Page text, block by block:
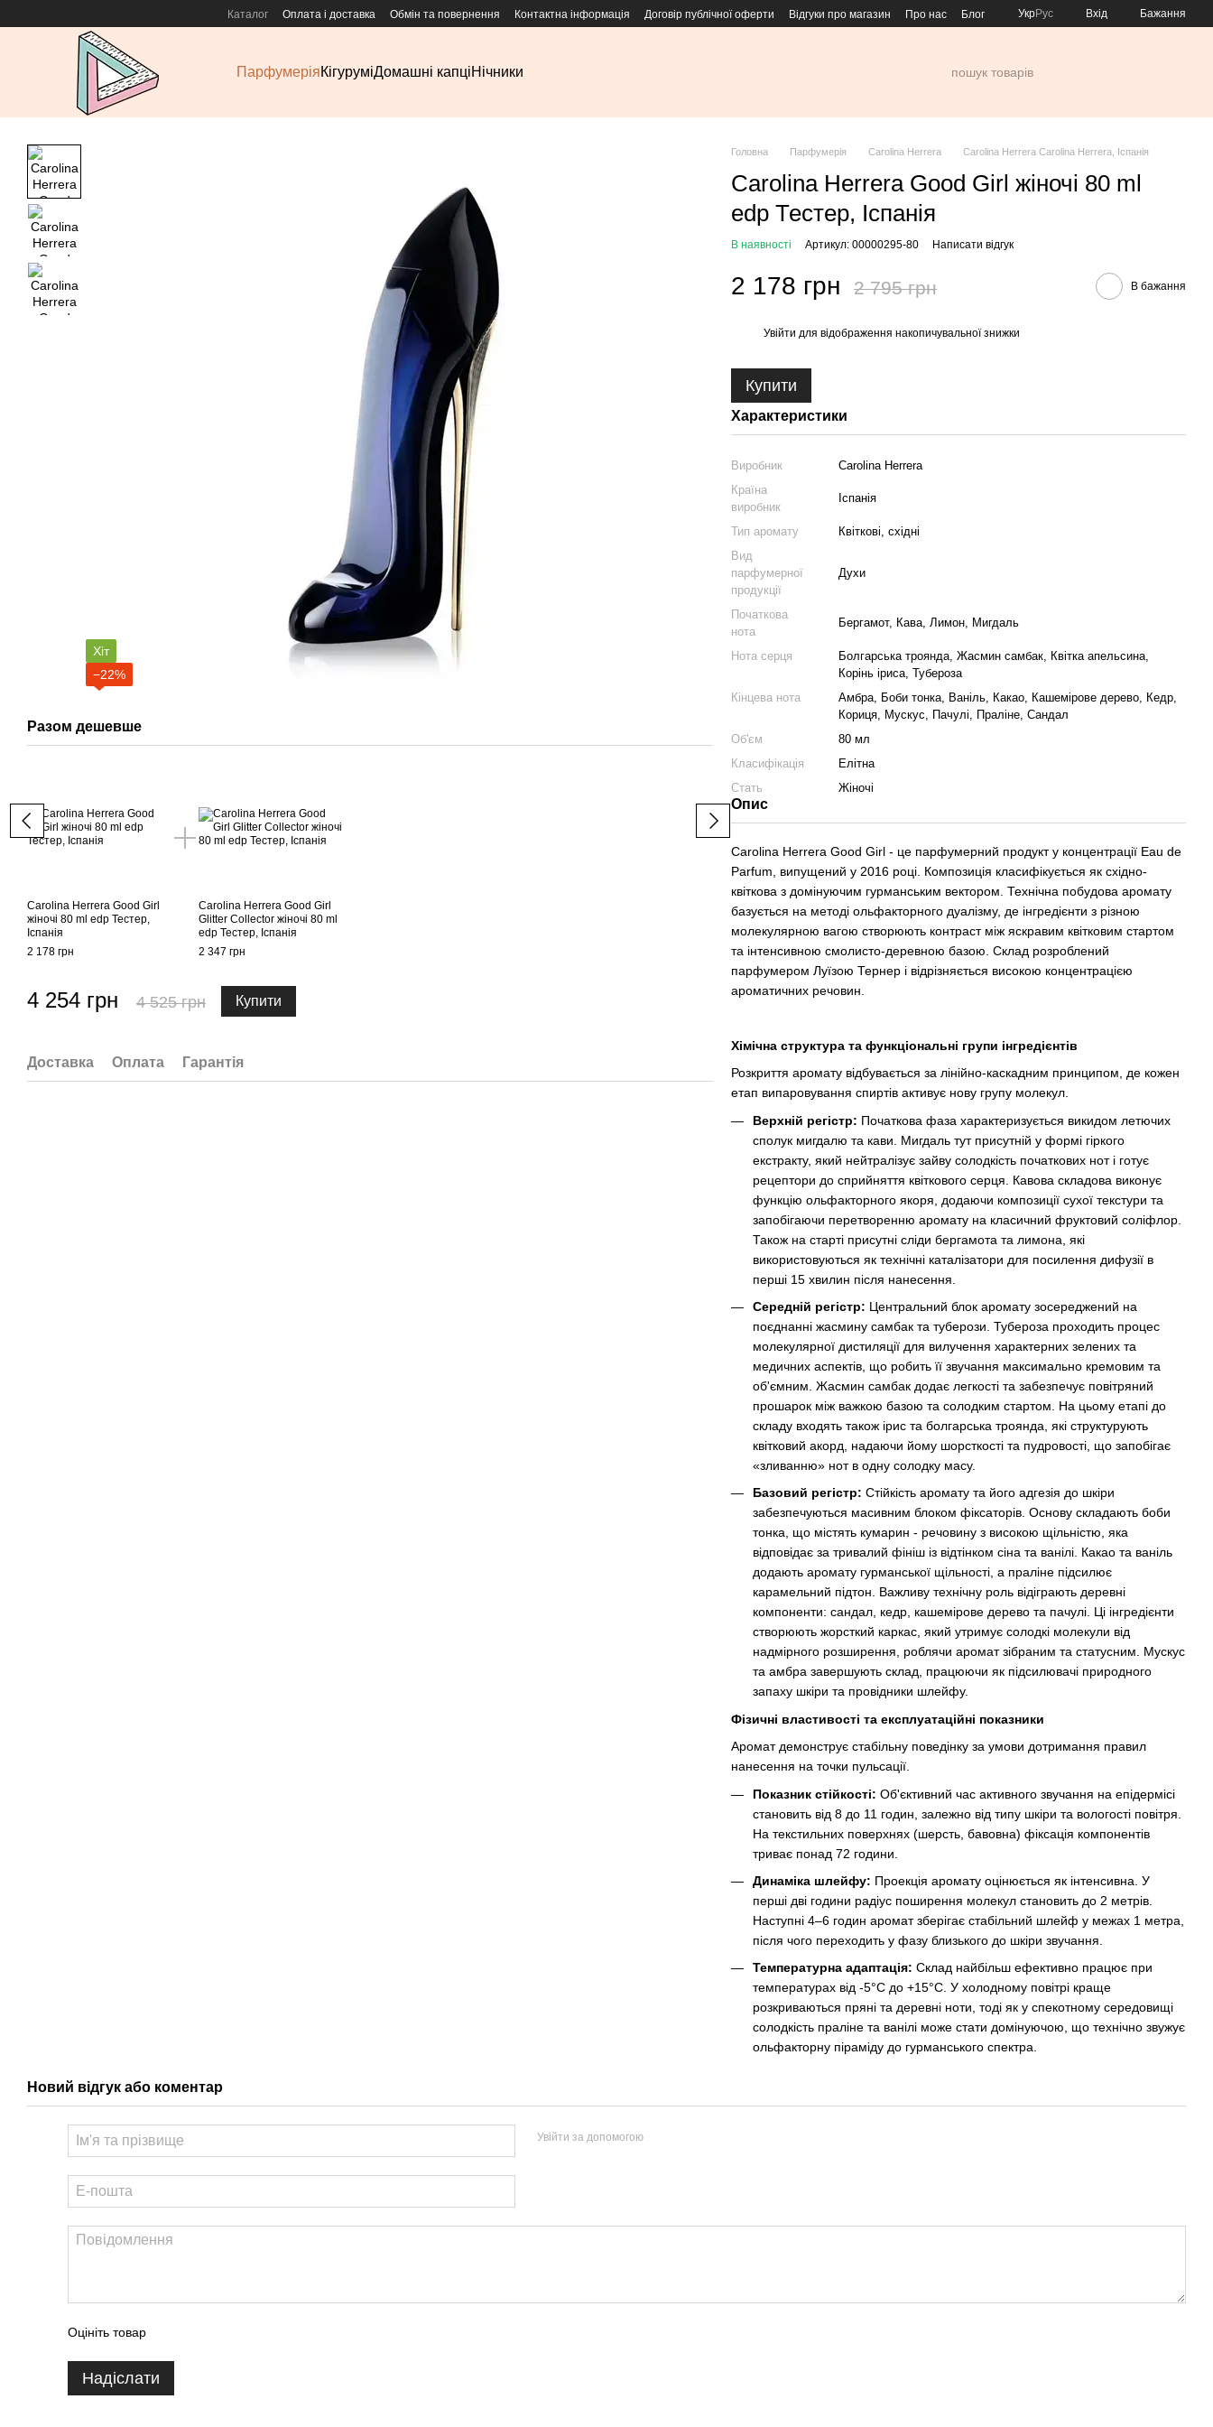
Каталог Оплата і доставка Обмін та повернення Контактна інформація Договір публічної оферти Відгуки про магазин Про нас Блог УкрРус Вхід Бажання
ПарфумеріяКігуруміДомашні капціНічники
Хіт
−22%
Разом дешевше
Carolina Herrera Good Girl
жіночі 80 ml edp Тестер,
Іспанія
2 178 грн
Carolina Herrera Good Girl
Glitter Collector жіночі 80 ml
edp Тестер, Іспанія
2 347 грн
4 254 грн 4 525 грн Купити
Carolina Herrera Good Girl
жіночі 80 ml edp Тестер,
Іспанія
2 178 грн
Carolina Herrera Bad Boy
Gold Fantasy чоловічі 100 ml
edt Тестер, Іспанія
2 444 грн
4 345 грн
Доставка Оплата Гарантія
Головна Парфумерія Carolina Herrera Carolina Herrera Carolina Herrera, Іспанія
Carolina Herrera Good Girl жіночі 80 ml
edp Тестер, Іспанія
В наявності Артикул: 00000295-80 Написати відгук
2 178 грн 2 795 грн В бажання
Увійти для відображення накопичувальної знижки
Купити
Характеристики
Виробник
Carolina Herrera
Країна
виробник
Іспанія
Тип аромату
Квіткові, східні
Вид
парфумерної
продукції
Духи
Початкова
нота
Бергамот, Кава, Лимон, Мигдаль
Нота серця
Болгарська троянда, Жасмин самбак, Квітка апельсина,
Корінь іриса, Тубероза
Кінцева нота
Амбра, Боби тонка, Ваніль, Какао, Кашемірове дерево, Кедр,
Кориця, Мускус, Пачулі, Праліне, Сандал
Об'єм
80 мл
Класифікація
Елітна
Стать
Жіночі
Опис
Carolina Herrera Good Girl - це парфумерний продукт у концентрації Eau de
Parfum, випущений у 2016 році. Композиція класифікується як східно-
квіткова з домінуючим гурманським вектором. Технічна побудова аромату
базується на методі ольфакторного дуалізму, де інгредієнти з різною
молекулярною вагою створюють контраст між яскравим квітковим стартом
та інтенсивною смолисто-деревною базою. Склад розроблений
парфумером Луїзою Тернер і відрізняється високою концентрацією
ароматичних речовин.
Хімічна структура та функціональні групи інгредієнтів
Розкриття аромату відбувається за лінійно-каскадним принципом, де кожен
етап випаровування спиртів активує нову групу молекул.
Верхній регістр: Початкова фаза характеризується викидом летючих
сполук мигдалю та кави. Мигдаль тут присутній у формі гіркого
екстракту, який нейтралізує зайву солодкість початкових нот і готує
рецептори до сприйняття квіткового серця. Кавова складова виконує
функцію ольфакторного якоря, додаючи композиції сухої текстури та
запобігаючи перетворенню аромату на класичний фруктовий соліфлор.
Також на старті присутні сліди бергамота та лимона, які
використовуються як технічні каталізатори для посилення дифузії в
перші 15 хвилин після нанесення.
Середній регістр: Центральний блок аромату зосереджений на
поєднанні жасмину самбак та туберози. Тубероза проходить процес
молекулярної дистиляції для вилучення характерних зелених та
медичних аспектів, що робить її звучання максимально кремовим та
об'ємним. Жасмин самбак додає легкості та забезпечує повітряний
прошарок між важкою базою та солодким стартом. На цьому етапі до
складу входять також ірис та болгарська троянда, які структурують
квітковий акорд, надаючи йому шорсткості та пудровості, що запобігає
«зливанню» нот в одну солодку масу.
Базовий регістр: Стійкість аромату та його адгезія до шкіри
забезпечуються масивним блоком фіксаторів. Основу складають боби
тонка, що містять кумарин - речовину з високою щільністю, яка
відповідає за тривалий фініш із відтінком сіна та ванілі. Какао та ваніль
додають аромату гурманської щільності, а праліне підсилює
карамельний підтон. Важливу технічну роль відіграють деревні
компоненти: сандал, кедр, кашемірове дерево та пачулі. Ці інгредієнти
створюють жорсткий каркас, який утримує солодкі молекули від
надмірного розширення, роблячи аромат зібраним та статусним. Мускус
та амбра завершують склад, працюючи як підсилювачі природного
запаху шкіри та провідники шлейфу.
Фізичні властивості та експлуатаційні показники
Аромат демонструє стабільну поведінку за умови дотримання правил
нанесення на точки пульсації.
Показник стійкості: Об'єктивний час активного звучання на епідермісі
становить від 8 до 11 годин, залежно від типу шкіри та вологості повітря.
На текстильних поверхнях (шерсть, бавовна) фіксація компонентів
триває понад 72 години.
Динаміка шлейфу: Проекція аромату оцінюється як інтенсивна. У
перші дві години радіус поширення молекул становить до 2 метрів.
Наступні 4–6 годин аромат зберігає стабільний шлейф у межах 1 метра,
після чого переходить у фазу близького до шкіри звучання.
Температурна адаптація: Склад найбільш ефективно працює при
температурах від -5°C до +15°C. У холодному повітрі краще
розкриваються пряні та деревні ноти, тоді як у спекотному середовищі
солодкість праліне та ванілі може стати домінуючою, що технічно звужує
ольфакторну піраміду до гурманського спектра.
Новий відгук або коментар
Увійти за допомогою
Оцініть товар
Надіслати